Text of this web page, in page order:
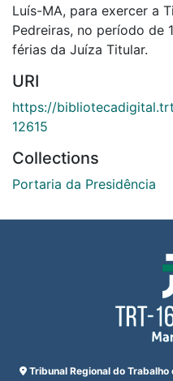
Luís-MA, para exercer a
Pedreiras, no período de
férias da Juíza Titular.
URI
https://
12615
Collections
Portaria da Presidência
Tribunal Regional do Trabalho